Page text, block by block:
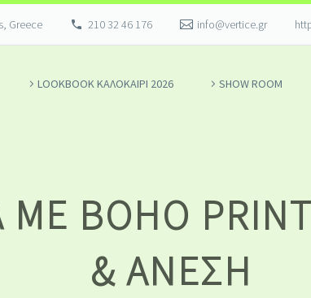
Greece 210 32 46 176 info@vertice.gr
LOOKBOOK ΚΑΛΟΚΑΊΡΙ 2026 SHOW ROOM
BOHO PRINT
& ΆΝΕΣΗ